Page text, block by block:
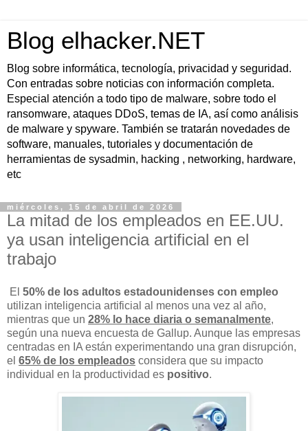
Blog elhacker.NET
Blog sobre informática, tecnología, privacidad y seguridad.
Con entradas sobre noticias con información completa.
Especial atención a todo tipo de malware, sobre todo el
ransomware, ataques DDoS, temas de IA, así como análisis
de malware y spyware. También se tratarán novedades de
software, manuales, tutoriales y documentación de
herramientas de sysadmin, hacking , networking, hardware,
etc
miércoles, 15 de abril de 2026
La mitad de los empleados en EE.UU.
ya usan inteligencia artificial en el
trabajo
El 50% de los adultos estadounidenses con empleo
utilizan inteligencia artificial al menos una vez al año,
mientras que un 28% lo hace diaria o semanalmente,
según una nueva encuesta de Gallup. Aunque las empresas
centradas en IA están experimentando una gran disrupción,
el 65% de los empleados considera que su impacto
individual en la productividad es positivo.